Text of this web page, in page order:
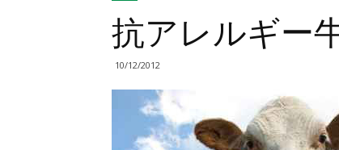
抗アレルギー
10/12/2012